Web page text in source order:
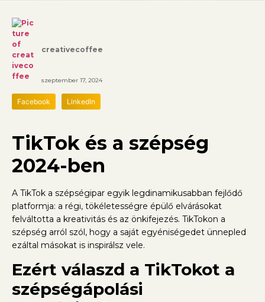
creativecoffee
szeptember 17, 2024
Facebook LinkedIn
TikTok és a szépség
2024-ben
A TikTok a szépségipar egyik legdinamikusabban fejlődő
platformja: a régi, tökéletességre épülő elvárásokat
felváltotta a kreativitás és az önkifejezés. TikTokon a
szépség arról szól, hogy a saját egyéniségedet ünnepled
ezáltal másokat is inspirálsz vele.
Ezért válaszd a TikTokot a
szépségápolási